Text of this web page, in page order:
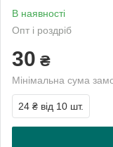
В наявності
Опт і роздріб
30 ₴
Мінімальна сума
24 ₴ від 10 шт.